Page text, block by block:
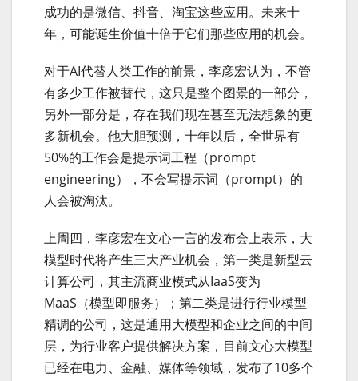
成功的是微信、抖音、淘宝这些应用。未来十
年，可能诞生价值十倍于它们那些应用的机会。
对于AI代替人类工作的前景，李彦宏认为，不管
有多少工作被替代，这只是整个图景的一部分，
另外一部分是，存在我们现在甚至无法想象的更
多新机会。他大胆预测，十年以后，全世界有
50%的工作会是提示词工程（prompt
engineering），不会写提示词（prompt）的
人会被淘汰。
上周四，李彦宏在文心一言的发布会上表示，大
模型时代将产生三大产业机会，第一类是新型云
计算公司，其主流商业模式从IaaS变为
MaaS（模型即服务）；第二类是进行行业模型
精调的公司，这是通用大模型和企业之间的中间
层，为行业客户提供解决方案，目前文心大模型
已经在电力、金融、媒体等领域，发布了10多个